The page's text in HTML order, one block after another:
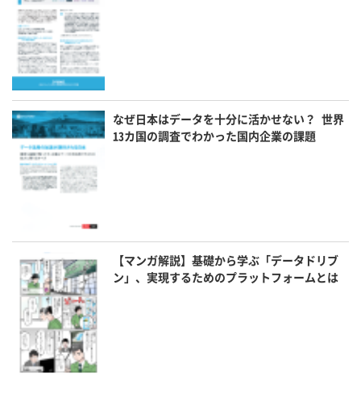
なぜ日本はデータを十分に活かせない？ 世界
13カ国の調査でわかった国内企業の課題
【マンガ解説】基礎から学ぶ「データドリブ
ン」、実現するためのプラットフォームとは